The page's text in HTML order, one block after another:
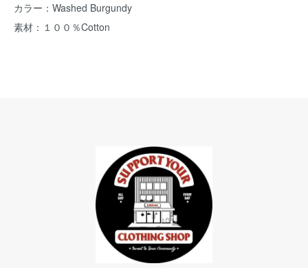
カラー：Washed Burgundy
素材：１００％Cotton